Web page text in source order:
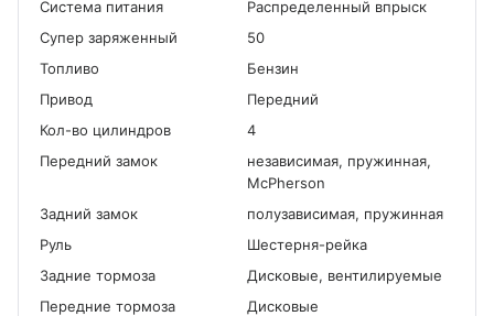
Система питания
Распределенный впрыск
Cупер заряженный
50
Топливо
Бензин
Привод
Передний
Кол-во цилиндров
4
Передний замок
независимая, пружинная,
McPherson
Задний замок
полузависимая, пружинная
Руль
Шестерня-рейка
Задние тормоза
Дисковые, вентилируемые
Передние тормоза
Дисковые